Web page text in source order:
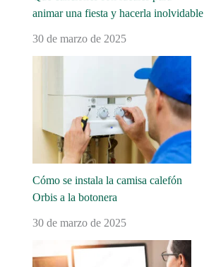
animar una fiesta y hacerla inolvidable
30 de marzo de 2025
Cómo se instala la camisa calefón
Orbis a la botonera
30 de marzo de 2025